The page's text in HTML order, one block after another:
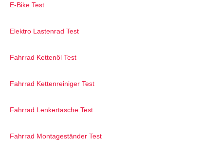
E-Bike Test
Elektro Lastenrad Test
Fahrrad Kettenöl Test
Fahrrad Kettenreiniger Test
Fahrrad Lenkertasche Test
Fahrrad Montageständer Test